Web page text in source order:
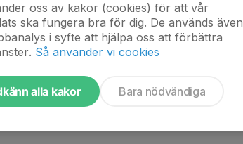
oss av kakor (cookies) för att vår
ska fungera bra för dig. De används även
i syfte att hjälpa oss att förbättra
Så använder vi cookies
alla kakor Bara nödvändiga